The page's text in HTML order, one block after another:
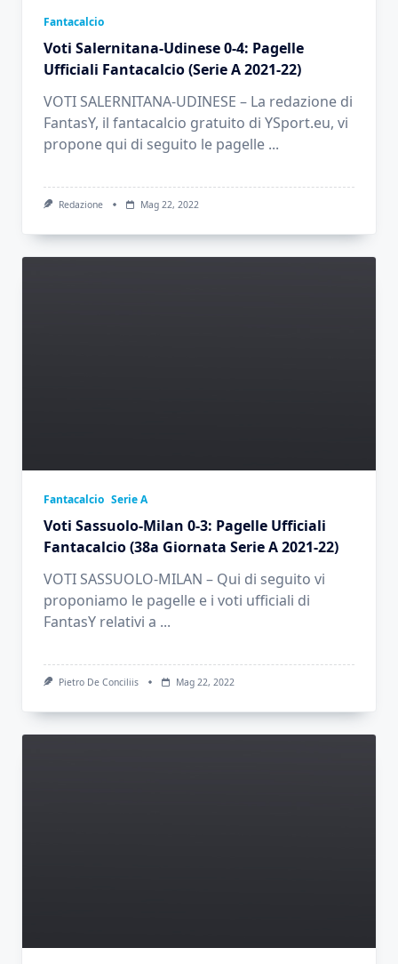
Fantacalcio
Voti Salernitana-Udinese 0-4: Pagelle
Ufficiali Fantacalcio (Serie A 2021-22)
VOTI SALERNITANA-UDINESE – La redazione di
FantasY, il fantacalcio gratuito di YSport.eu, vi
propone qui di seguito le pagelle ...
Redazione Mag 22, 2022
Fantacalcio Serie A
Voti Sassuolo-Milan 0-3: Pagelle Ufficiali
Fantacalcio (38a Giornata Serie A 2021-22)
VOTI SASSUOLO-MILAN – Qui di seguito vi
proponiamo le pagelle e i voti ufficiali di
FantasY relativi a ...
Pietro De Conciliis Mag 22, 2022